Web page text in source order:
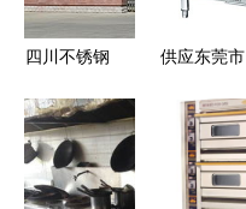
四川不锈钢
商业厨房设
备安装核心
注意事项
供应东莞市
备厂专业工
厂厨房设备
及商用节能